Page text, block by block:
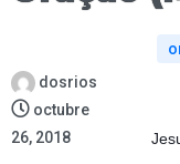
dosrios
octubre
26, 2018